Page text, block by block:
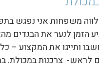
משפחות אני נפגש
הזמן לנער את הבגדים
ותייגו את המקצוע –